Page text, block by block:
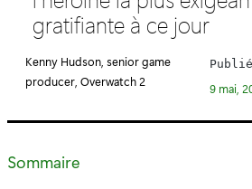
g
r
e
gratifiante à ce jour
Kenny Hudson, senior game
producer, Overwatch 2
Publié
9 mai,
Sommaire